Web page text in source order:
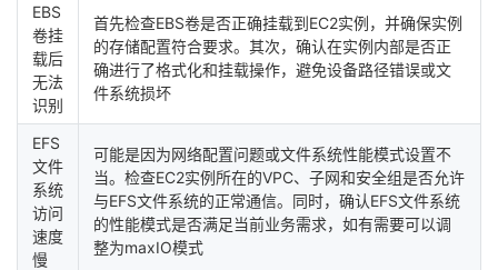
EBS
卷挂
载后
无法
识别
首先检查EBS卷是否正确挂载到EC2实例，并确保实例
的存储配置符合要求。其次，确认在实例内部是否正
确进行了格式化和挂载操作，避免设备路径错误或文
件系统损坏
EFS
文件
系统
访问
速度
慢
可能是因为网络配置问题或文件系统性能模式设置不
当。检查EC2实例所在的VPC、子网和安全组是否允许
与EFS文件系统的正常通信。同时，确认EFS文件系统
的性能模式是否满足当前业务需求，如有需要可以调
整为maxIO模式